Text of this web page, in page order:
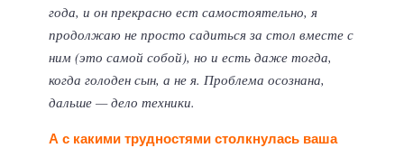
года, и он прекрасно ест самостоятельно, я
продолжаю не просто садиться за стол вместе с
ним (это самой собой), но и есть даже тогда,
когда голоден сын, а не я. Проблема осознана,
дальше — дело техники.
А с какими трудностями столкнулась ваша